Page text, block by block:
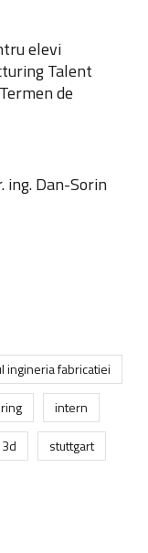
elevi
Talent
de
ing. Dan-Sorin
ingineria fabricatiei
intern
stuttgart